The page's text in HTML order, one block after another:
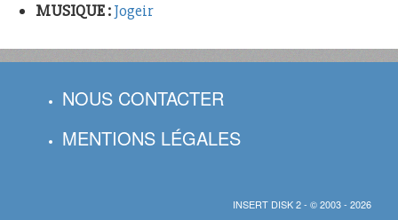
MUSIQUE :Jogeir
NOUS CONTACTER
MENTIONS LÉGALES
INSERT DISK 2 - © 2003 - 2026